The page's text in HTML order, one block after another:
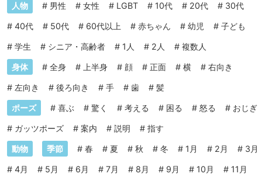
人物 # 男性 # 女性 # LGBT # 10代 # 20代 # 30代
# 40代 # 50代 # 60代以上 # 赤ちゃん # 幼児 # 子ども
# 学生 # シニア・高齢者 # 1人 # 2人 # 複数人
身体 # 全身 # 上半身 # 顔 # 正面 # 横 # 右向き
# 左向き # 後ろ向き # 手 # 歯 # 髪
ポーズ # 喜ぶ # 驚く # 考える # 困る # 怒る # おじぎ
# ガッツポーズ # 案内 # 説明 # 指す
動物 季節 # 春 # 夏 # 秋 # 冬 # 1月 # 2月 # 3月
# 4月 # 5月 # 6月 # 7月 # 8月 # 9月 # 10月 # 11月